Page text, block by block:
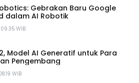
WIB
Gebrakan Baru Google
dalam AI Robotik
WIB
Model AI Generatif untuk Para
Pengembang